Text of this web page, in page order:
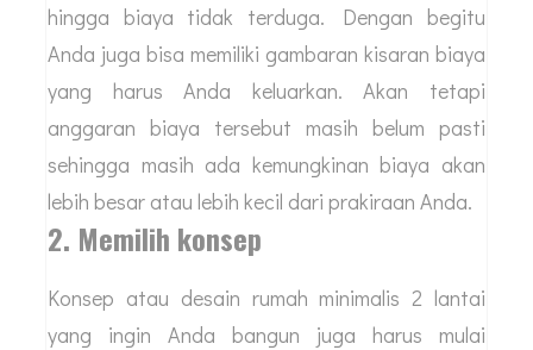
hingga biaya tidak terduga. Dengan begitu
Anda juga bisa memiliki gambaran kisaran biaya
yang harus Anda keluarkan. Akan tetapi
anggaran biaya tersebut masih belum pasti
sehingga masih ada kemungkinan biaya akan
lebih besar atau lebih kecil dari prakiraan Anda.
2. Memilih konsep
Konsep atau desain rumah minimalis 2 lantai
yang ingin Anda bangun juga harus mulai